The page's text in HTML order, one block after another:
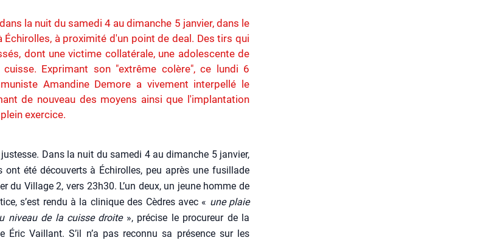
la nuit du samedi 4 au dimanche 5 janvier, dans le
Échirolles, à proximité d'un point de deal. Des tirs qui
dont une victime collatérale, une adolescente de
Exprimant son "extrême colère", ce lundi 6
Amandine Demore a vivement interpellé le
de nouveau des moyens ainsi que l'implantation
exercice.
Dans la nuit du same­di 4 au dimanche 5 jan­vier,
ont été décou­verts à Échi­rolles, peu après une fusillade
du Vil­lage 2, vers 23h30. L’un deux, un jeune homme de
s’est ren­du à la cli­nique des Cèdres avec « une plaie
niveau de la cuisse droite», pré­cise le pro­cu­reur de la
Éric Vaillant. S’il n’a pas recon­nu sa pré­sence sur les